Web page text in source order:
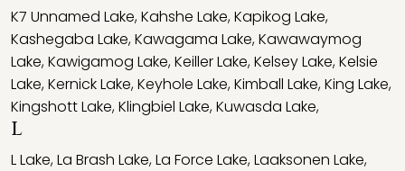
K7 Unnamed Lake,Kahshe Lake,Kapikog Lake,
Kashegaba Lake,Kawagama Lake,Kawawaymog
Lake,Kawigamog Lake,Keiller Lake,Kelsey Lake,Kelsie
Lake,Kernick Lake,Keyhole Lake,Kimball Lake,King Lake,
Kingshott Lake,Klingbiel Lake,Kuwasda Lake,
L
L Lake,La Brash Lake,La Force Lake,Laaksonen Lake,